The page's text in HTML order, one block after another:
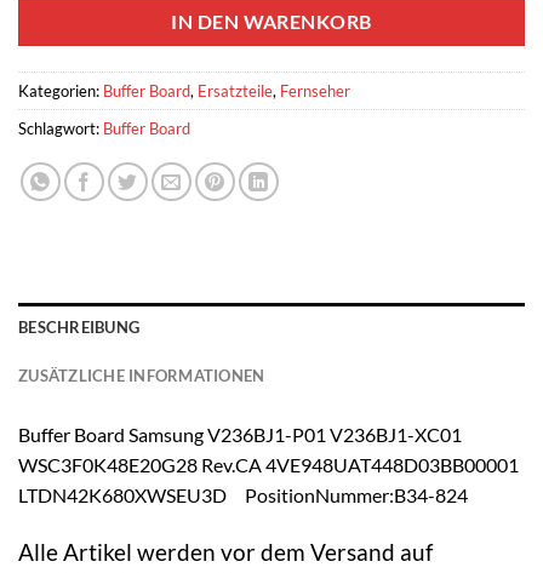
IN DEN WARENKORB
Kategorien: Buffer Board, Ersatzteile, Fernseher
Schlagwort: Buffer Board
BESCHREIBUNG
ZUSÄTZLICHE INFORMATIONEN
Buffer Board Samsung V236BJ1-P01 V236BJ1-XC01
WSC3F0K48E20G28 Rev.CA 4VE948UAT448D03BB00001
LTDN42K680XWSEU3D PositionNummer:B34-824
Alle Artikel werden vor dem Versand auf